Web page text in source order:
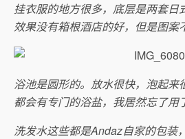
挂衣服的地方很多，底层是两套日
效果没有箱根酒店的好，但是图案
浴池是圆形的。放水很快，泡起来
都会有专门的浴盐，我居然忘了
洗发水这些都是Andaz自家的包装